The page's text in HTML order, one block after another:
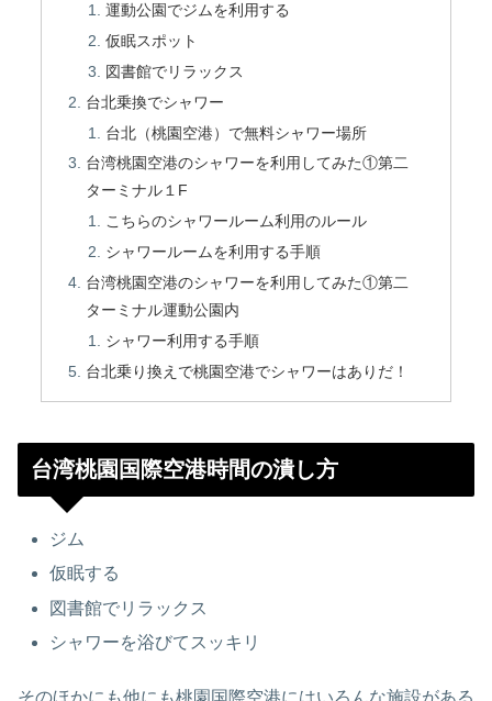
運動公園でジムを利用する
仮眠スポット
図書館でリラックス
台北乗換でシャワー
台北（桃園空港）で無料シャワー場所
台湾桃園空港のシャワーを利用してみた①第二
ターミナル１F
こちらのシャワールーム利用のルール
シャワールームを利用する手順
台湾桃園空港のシャワーを利用してみた①第二
ターミナル運動公園内
シャワー利用する手順
台北乗り換えで桃園空港でシャワーはありだ！
台湾桃園国際空港時間の潰し方
ジム
仮眠する
図書館でリラックス
シャワーを浴びてスッキリ